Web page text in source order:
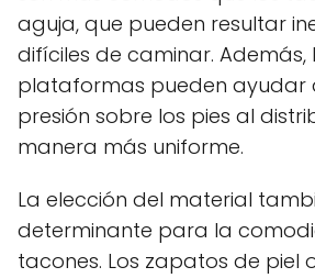
aguja, que pueden resultar
difíciles de caminar.
plataformas pueden ayudar
presión sobre los pies al
manera más uniforme.
La elección del material
determinante para la
tacones. Los zapatos de piel